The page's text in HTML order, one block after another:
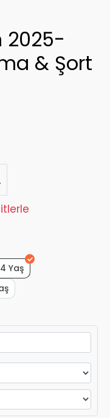
2025-
& Şort
Yaş